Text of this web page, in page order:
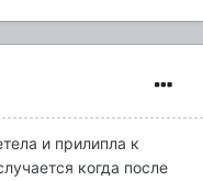
и прилипла к
когда после